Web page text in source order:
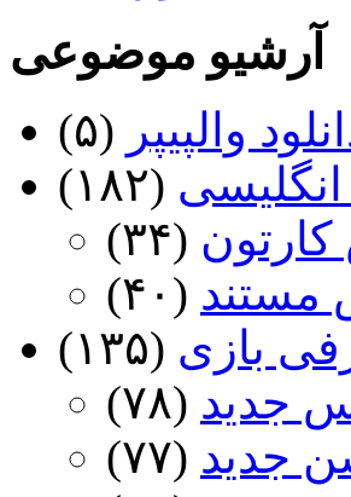
آرشیو موضوعی
والپیپر (۵)
(۱۸۲)
(۳۴)
مستند (۴۰)
بازی (۱۳۵)
جدید (۷۸)
جدید (۷۷)